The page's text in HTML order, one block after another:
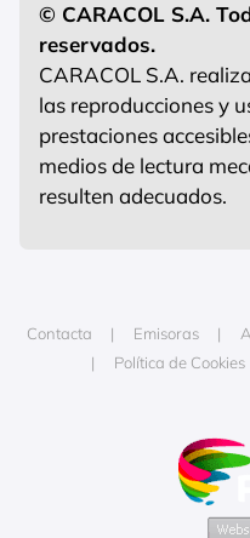
© CARACOL S.A.
reservados.
CARACOL S.A.
las reproducciones y
prestaciones
medios de lectura
resulten adecuados.
Contacta Emisoras
Política de Cookies